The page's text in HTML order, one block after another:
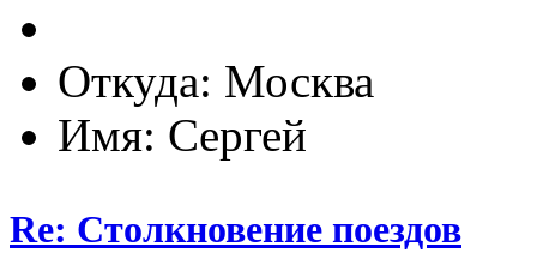
Откуда: Москва
Имя: Сергей
Re: Столкновение поездов